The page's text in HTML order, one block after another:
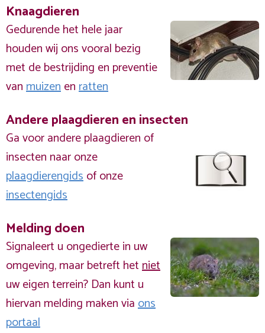
Knaagdieren
Gedurende het hele jaar
houden wij ons vooral bezig
met de bestrijding en preventie
vanmuizenenratten
Andere plaagdieren en insecten
Ga voor andere plaagdieren of
insecten naar onze
plaagdierengidsof onze
insectengids
Melding doen
Signaleert u ongedierte in uw
omgeving, maar betreft hetniet
uw eigen terrein? Dan kunt u
hiervan melding maken viaons
portaal